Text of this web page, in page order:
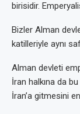
birisidir.
Bizler Alman
katilleriyle aynı
Alman devleti
İran halkına da
İran’a gitmesini